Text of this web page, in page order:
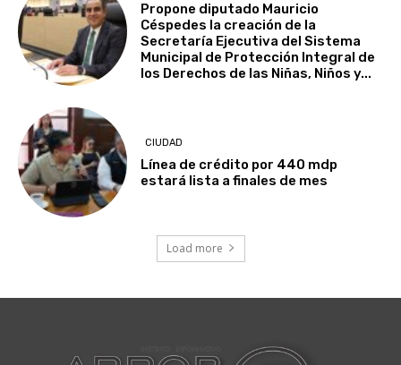
Propone diputado Mauricio
Céspedes la creación de la
Secretaría Ejecutiva del Sistema
Municipal de Protección Integral de
los Derechos de las Niñas, Niños y...
CIUDAD
Línea de crédito por 440 mdp
estará lista a finales de mes
Load more